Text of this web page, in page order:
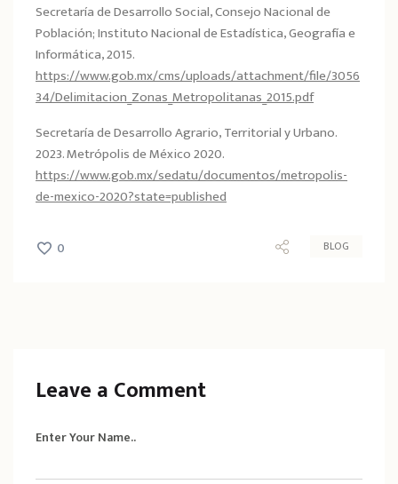
Secretaría de Desarrollo Social, Consejo Nacional de
Población; Instituto Nacional de Estadística, Geografía e
Informática, 2015.
https://www.gob.mx/cms/uploads/attachment/file/3056
34/Delimitacion_Zonas_Metropolitanas_2015.pdf
Secretaría de Desarrollo Agrario, Territorial y Urbano.
2023. Metrópolis de México 2020.
https://www.gob.mx/sedatu/documentos/metropolis-
de-mexico-2020?state=published
0 BLOG
Leave a Comment
Enter Your Name..